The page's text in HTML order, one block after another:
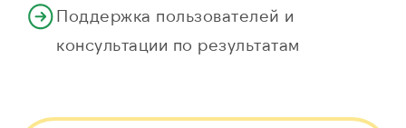
Поддержка пользователей и
консультации по результатам